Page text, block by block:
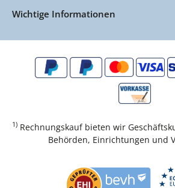
Wichtige Informationen
1) Rechnungskauf bieten wir
Behörden, Einrichtungen und